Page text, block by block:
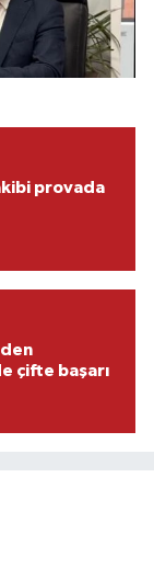
provada
çifte başarı